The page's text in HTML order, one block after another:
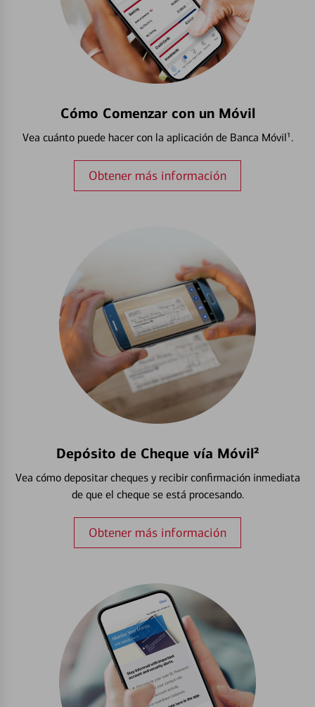
Cómo Comenzar con un Móvil
Vea cuánto puede hacer con la aplicación de Banca Móvil¹.
Obtener más información
Depósito de Cheque vía Móvil²
Vea cómo depositar cheques y recibir confirmación inmediata
de que el cheque se está procesando.
Obtener más información